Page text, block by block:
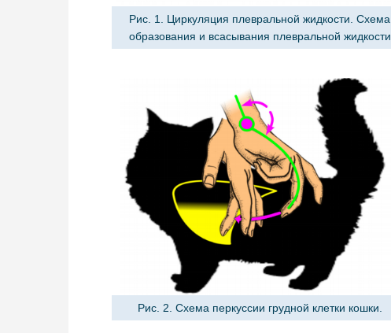
Рис. 1. Циркуляция плевральной жидкости. Схема
образования и всасывания плевральной жидкости
Рис. 2. Схема перкуссии грудной клетки кошки.